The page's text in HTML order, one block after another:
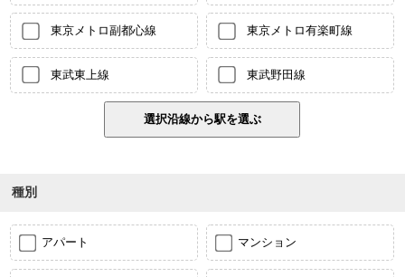
東京メトロ副都心線 東京メトロ有楽町線
東武東上線 東武野田線
種別
アパート マンション